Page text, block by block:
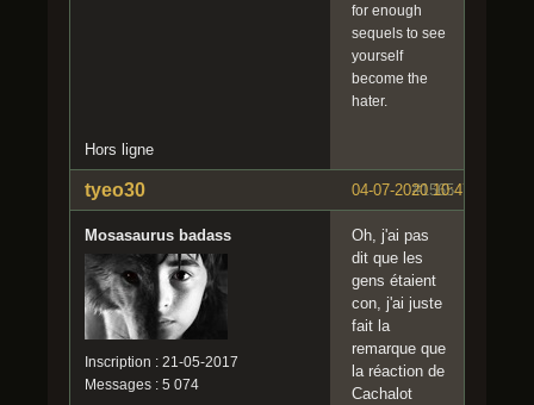
for enough
sequels to see
yourself
become the
hater.
Hors ligne
#1565
04-07-2020 10:47:59
tyeo30
Mosasaurus badass
Inscription : 21-05-2017
Messages : 5 074
Oh, j'ai pas
dit que les
gens étaient
con, j'ai juste
fait la
remarque que
la réaction de
Cachalot